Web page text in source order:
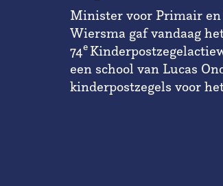
Minister voor Primair en
Wiersma gaf vandaag
74e
een school van Lucas
kinderpostzegels voor